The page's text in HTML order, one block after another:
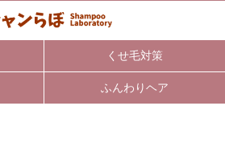
くせ毛対策
ふんわりヘア